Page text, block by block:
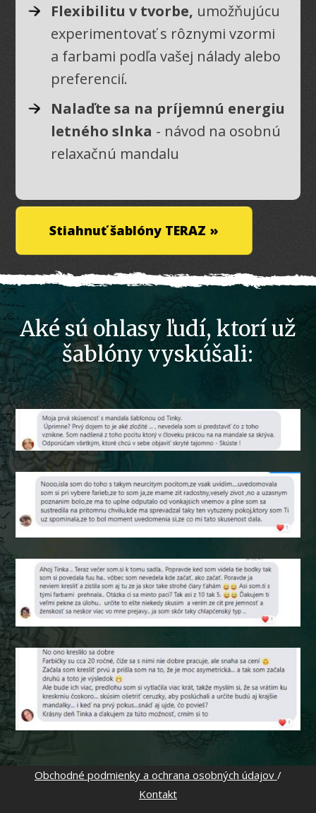
Flexibilitu v tvorbe, umožňujúcu
experimentovať s rôznymi vzormi
a farbami podľa vašej nálady alebo
preferencií.
Nalaďte sa na príjemnú energiu
letného slnka - návod na osobnú
relaxačnú mandalu
Stiahnuť šablóny TERAZ »
Aké sú ohlasy ľudí, ktorí už
šablóny vyskúšali:
Obchodné podmienky a ochrana osobných údajov /
Kontakt